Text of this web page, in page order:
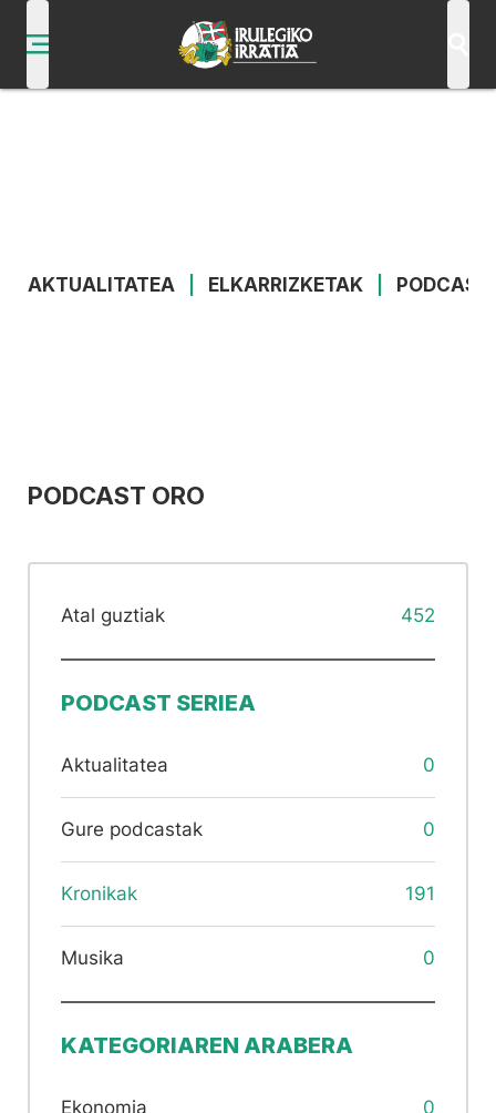
AKTUALITATEA ELKARRIZKETAK
PODCAST ORO
Atal guztiak 452
PODCAST SERIEA
Aktualitatea 0
Gure podcastak 0
Kronikak 191
Musika 0
KATEGORIAREN ARABERA
Ekonomia 0